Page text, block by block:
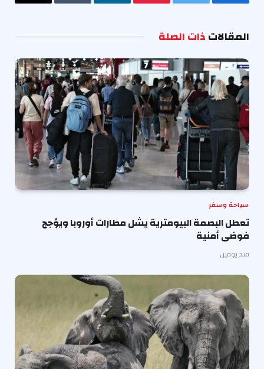
فيسبوك تويتر بينتيريستلينكدإن Tumblr
البريد
المقالاتذات الصلة
سياحة وسفر
تعطل البصمة البيومترية يشل مطارات أوروبا ويؤجج
فوضى أمنية
منذ يومين